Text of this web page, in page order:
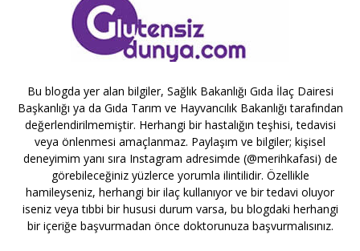
Bu blogda yer alan bilgiler, Sağlık Bakanlığı Gıda İlaç Dairesi
Başkanlığı ya da Gıda Tarım ve Hayvancılık Bakanlığı tarafından
değerlendirilmemiştir. Herhangi bir hastalığın teşhisi, tedavisi
veya önlenmesi amaçlanmaz. Paylaşım ve bilgiler; kişisel
deneyimim yanı sıra Instagram adresimde (@merihkafasi) de
görebileceğiniz yüzlerce yorumla ilintilidir. Özellikle
hamileyseniz, herhangi bir ilaç kullanıyor ve bir tedavi oluyor
iseniz veya tıbbi bir hususi durum varsa, bu blogdaki herhangi
bir içeriğe başvurmadan önce doktorunuza başvurmalısınız.